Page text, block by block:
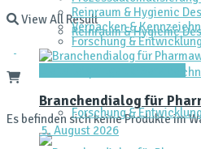
View All Result
Es befinden sich keine Produkte im
Reinraum & Hygienic
Verpacken &
Forschung &
Reinraum & Hygienic
Verpacken &
Forschung &
Branchendialog für
5. August 2026